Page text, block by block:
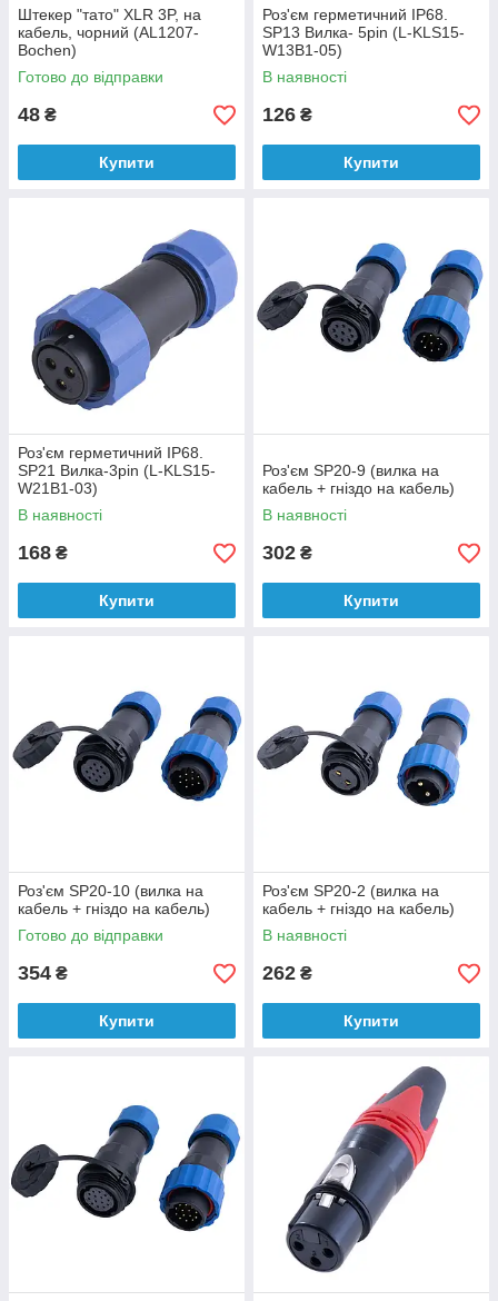
Штекер "тато" XLR 3P, на
кабель, чорний (AL1207-
Bochen)
Готово до відправки
48 ₴
Купити
Роз'єм герметичний IP68.
SP13 Вилка- 5pin (L-KLS15-
W13B1-05)
В наявності
126 ₴
Купити
Роз'єм герметичний IP68.
SP21 Вилка-3pin (L-KLS15-
W21B1-03)
В наявності
168 ₴
Купити
Роз'єм SP20-9 (вилка на
кабель + гніздо на кабель)
В наявності
302 ₴
Купити
Роз'єм SP20-10 (вилка на
кабель + гніздо на кабель)
Готово до відправки
354 ₴
Купити
Роз'єм SP20-2 (вилка на
кабель + гніздо на кабель)
В наявності
262 ₴
Купити